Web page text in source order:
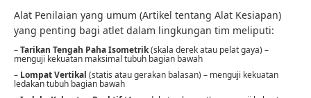
Alat Penilaian yang umum (Artikel tentang Alat Kesiapan)
yang penting bagi atlet dalam lingkungan tim meliputi:
–Tarikan Tengah Paha Isometrik(skala derek atau pelat gaya) –
menguji kekuatan maksimal tubuh bagian bawah
– Lompat Vertikal (statis atau gerakan balasan) – menguji kekuatan
ledakan tubuh bagian bawah